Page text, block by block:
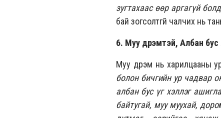
зугтахаас өөр аргагүй
бай зогсолтгүй чалчих нь
6. Муу дүрэмтэй, Албан бус
Муу дүрэм нь харилцааны
болон бичгийн ур чадвар
албан бус үг хэллэг
байтугай, муу муухай,